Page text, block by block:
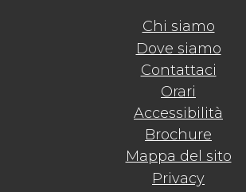
Chi siamo
Dove siamo
Contattaci
Orari
Accessibilità
Brochure
Mappa del sito
Privacy